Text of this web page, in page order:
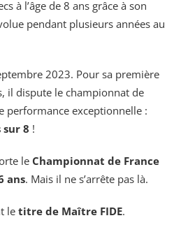
à l’âge de 8 ans grâce à son
pendant plusieurs années au
2023. Pour sa première
il dispute le championnat de
performance exceptionnelle :
8 !
le Championnat de France
ans. Mais il ne s’arrête pas là.
le titre de Maître FIDE.